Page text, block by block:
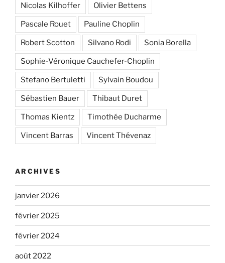
Nicolas Kilhoffer Olivier Bettens
Pascale Rouet Pauline Choplin
Robert Scotton Silvano Rodi Sonia Borella
Sophie-Véronique Cauchefer-Choplin
Stefano Bertuletti Sylvain Boudou
Sébastien Bauer Thibaut Duret
Thomas Kientz Timothée Ducharme
Vincent Barras Vincent Thévenaz
ARCHIVES
janvier 2026
février 2025
février 2024
août 2022